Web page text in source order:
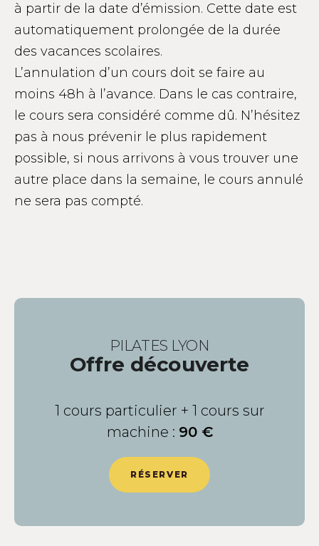
à partir de la date d’émission. Cette date est
automatiquement prolongée de la durée
des vacances scolaires.
L’annulation d’un cours doit se faire au
moins 48h à l’avance. Dans le cas contraire,
le cours sera considéré comme dû. N’hésitez
pas à nous prévenir le plus rapidement
possible, si nous arrivons à vous trouver une
autre place dans la semaine, le cours annulé
ne sera pas compté.
PILATES LYON
Offre découverte
1 cours particulier + 1 cours sur
machine : 90 €
RÉSERVER